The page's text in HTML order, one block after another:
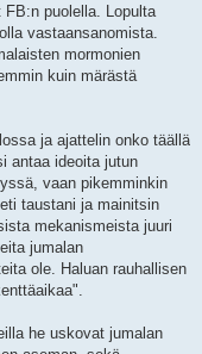
puolella. Lopulta
vastaansanomista.
mormonien
kuin märästä
ja ajattelin onko täällä
antaa ideoita jutun
vaan pikemminkin
taustani ja mainitsin
mekanismeista juuri
jumalan
ole. Haluan rauhallisen
he uskovat jumalan